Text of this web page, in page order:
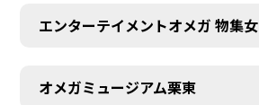
エンターテイメントオメガ 物集女
オメガミュージアム栗東